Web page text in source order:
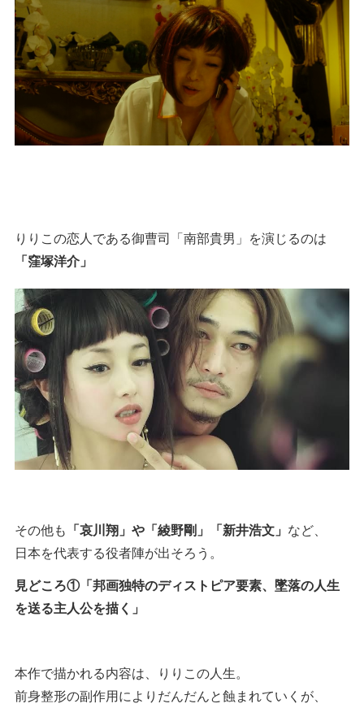
りりこの恋人である御曹司「南部貴男」を演じるのは
「窪塚洋介」
その他も 「哀川翔」や「綾野剛」「新井浩文」 など、
日本を代表する役者陣が出そろう。
見どころ①「邦画独特のディストピア要素、墜落の人生
を送る主人公を描く」
本作で描かれる内容は、りりこの人生。
前身整形の副作用によりだんだんと蝕まれていくが、